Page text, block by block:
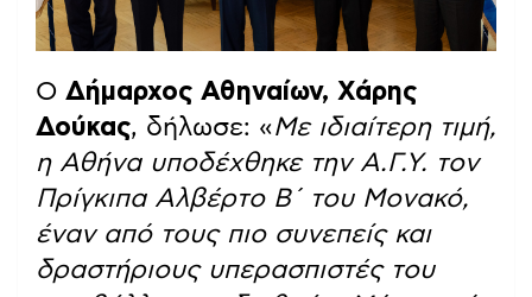
Ο Δήμαρχος Αθηναίων, Χάρης
Δούκας, δήλωσε: «Με ιδιαίτερη τιμή,
η Αθήνα υποδέχθηκε την Α.Γ.Υ. τον
Πρίγκιπα Αλβέρτο Β΄ του Μονακό,
έναν από τους πιο συνεπείς και
δραστήριους υπερασπιστές του